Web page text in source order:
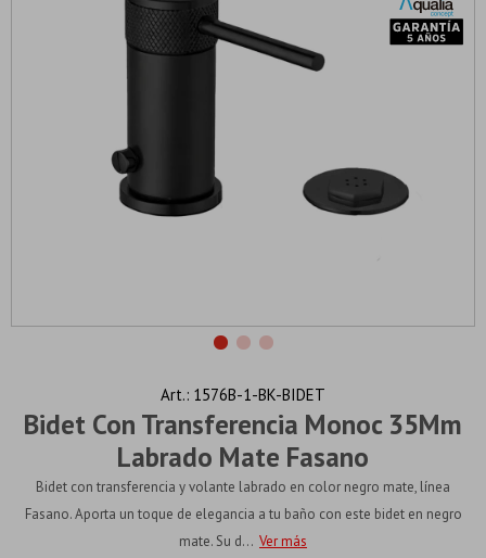
Bidet Con Transferencia Monoc 35Mm
Labrado Mate Fasano
1576B-1-BK-BIDET
Bidet con transferencia y volante labrado en color negro mate, línea
Fasano. Aporta un toque de elegancia a tu baño con este bidet en negro
mate. Su d... Ver más